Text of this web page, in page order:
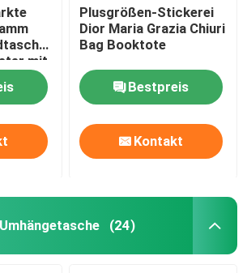
mit
Plusgrößen-Stickerei
Dior Maria Grazia Chiuri
Bag Booktote
Bestpreis
Kontakt
(24)